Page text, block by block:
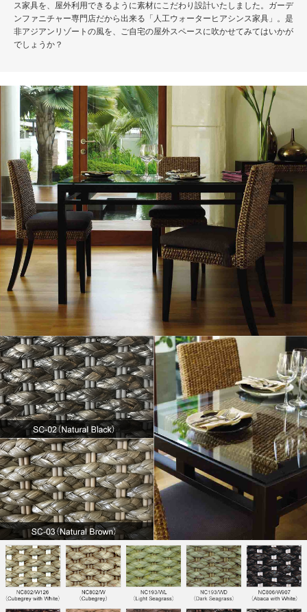
ス家具を、屋外利用できるように素材にこだわり設計いたしました。ガーデ
ンファニチャー専門店だから出来る「人工ウォーターヒアシンス家具」。是
非アジアンリゾートの風を、ご自宅の屋外スペースに吹かせてみてはいかが
でしょうか？